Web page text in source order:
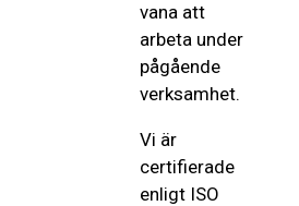
vana att
arbeta under
pågående
verksamhet.
Vi är
certifierade
enligt ISO